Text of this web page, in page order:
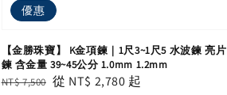
優惠
【金勝珠寶】 K金項鍊｜1尺3~1尺5 水波鍊 亮片
鍊 含金量 39~45公分 1.0mm 1.2mm
Regular
NT$ 7,500 Sale
從 NT$ 2,780 起